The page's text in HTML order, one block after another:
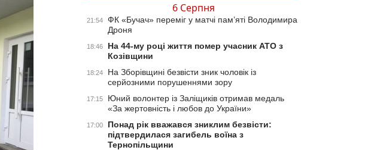
6 Серпня
21:54
ФК «Бучач» переміг у матчі пам’яті Володимира
Дроня
18:46
На 44-му році життя помер учасник АТО з
Козівщини
18:24
На Зборівщині безвісти зник чоловік із
серйозними порушеннями зору
17:15
Юний волонтер із Заліщиків отримав медаль
«За жертовність і любов до України»
17:00
Понад рік вважався зниклим безвісти:
підтвердилася загибель воїна з
Тернопільщини